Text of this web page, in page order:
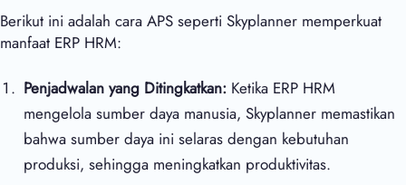
Berikut ini adalah cara APS seperti Skyplanner memperkuat
manfaat ERP HRM:
Penjadwalan yang Ditingkatkan: Ketika ERP HRM
mengelola sumber daya manusia, Skyplanner memastikan
bahwa sumber daya ini selaras dengan kebutuhan
produksi, sehingga meningkatkan produktivitas.